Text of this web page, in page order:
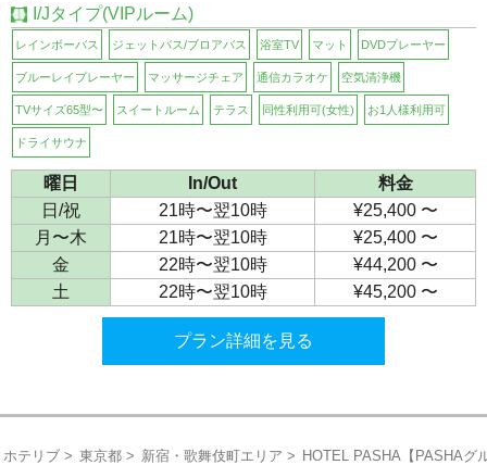
I/Jタイプ(VIPルーム)
レインボーバス ジェットバス/ブロアバス 浴室TV マット DVDプレーヤー
ブルーレイプレーヤー マッサージチェア 通信カラオケ 空気清浄機
TVサイズ65型〜 スイートルーム テラス 同性利用可(女性) お1人様利用可
ドライサウナ
曜日 In/Out
料金
日/祝
21時〜翌10時
¥25,400 〜
月〜木
21時〜翌10時
¥25,400 〜
金
22時〜翌10時
¥44,200 〜
土
22時〜翌10時 ¥45,200 〜
プラン詳細を見る
ホテリブ 東京都 新宿・歌舞伎町エリア HOTEL PASHA【PASHAグ